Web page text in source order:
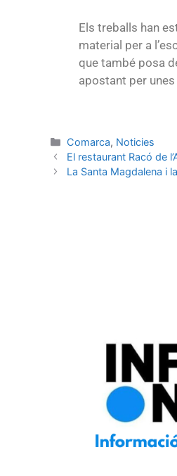
Els treballs han
material per a
que també posa
apostant per
Comarca, Noticies
El restaurant Racó de
La Santa Magdalena i